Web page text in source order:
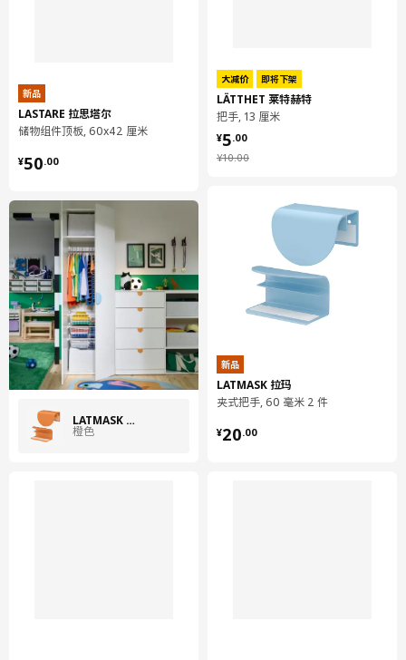
新品
LASTARE 拉思塔尔
储物组件顶板, 60x42 厘米
¥50.00
¥ 50.00
LATMASK 拉玛
橙色
大减价 即将下架
LÄTTHET 莱特赫特
把手, 13 厘米
¥10.00
¥ 10.00
¥5.00
¥ 5.00
新品
LATMASK 拉玛
夹式把手, 60 毫米 2 件
¥20.00
¥ 20.00